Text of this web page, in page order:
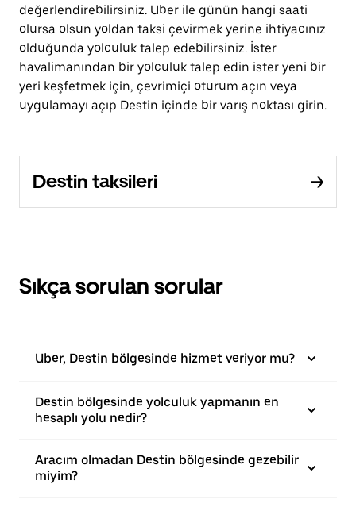
değerlendirebilirsiniz. Uber ile günün hangi saati
olursa olsun yoldan taksi çevirmek yerine ihtiyacınız
olduğunda yolculuk talep edebilirsiniz. İster
havalimanından bir yolculuk talep edin ister yeni bir
yeri keşfetmek için, çevrimiçi oturum açın veya
uygulamayı açıp Destin içinde bir varış noktası girin.
Destin taksileri
Sıkça sorulan sorular
Uber, Destin bölgesinde hizmet veriyor mu?
Destin bölgesinde yolculuk yapmanın en
hesaplı yolu nedir?
Aracım olmadan Destin bölgesinde gezebilir
miyim?